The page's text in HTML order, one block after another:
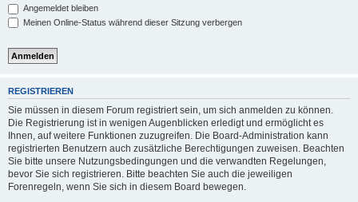
Angemeldet bleiben
Meinen Online-Status während dieser Sitzung verbergen
REGISTRIEREN
Sie müssen in diesem Forum registriert sein, um sich anmelden zu können.
Die Registrierung ist in wenigen Augenblicken erledigt und ermöglicht es
Ihnen, auf weitere Funktionen zuzugreifen. Die Board-Administration kann
registrierten Benutzern auch zusätzliche Berechtigungen zuweisen. Beachten
Sie bitte unsere Nutzungsbedingungen und die verwandten Regelungen,
bevor Sie sich registrieren. Bitte beachten Sie auch die jeweiligen
Forenregeln, wenn Sie sich in diesem Board bewegen.